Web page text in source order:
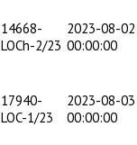
14668-
LOCh-2/23
2023-08-02
00:00:00
17940-
LOC-1/23
2023-08-03
00:00:00